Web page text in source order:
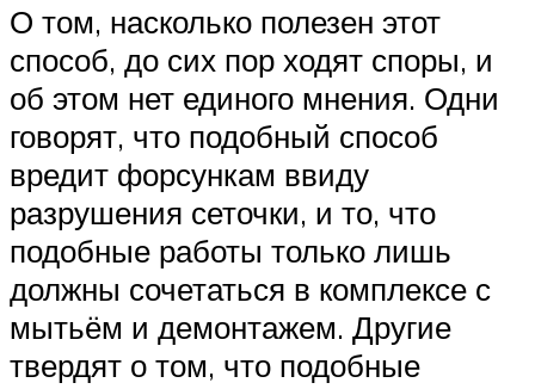
О том, насколько полезен этот
способ, до сих пор ходят споры, и
об этом нет единого мнения. Одни
говорят, что подобный способ
вредит форсункам ввиду
разрушения сеточки, и то, что
подобные работы только лишь
должны сочетаться в комплексе с
мытьём и демонтажем. Другие
твердят о том, что подобные